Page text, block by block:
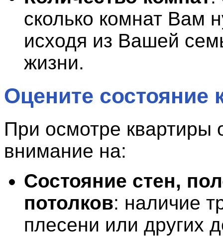
сколько комнат Вам
исходя из Вашей
жизни.
Оцените состояние
При осмотре квартиры
внимание на:
Состояние стен,
потолков: наличие
плесени или других